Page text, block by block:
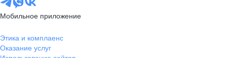
Мобильное приложение
Этика и комплаенс
Оказание услуг